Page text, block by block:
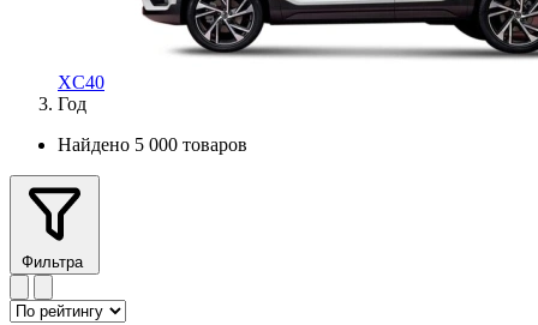
XC40
Год
Найдено 5 000 товаров
Фильтра